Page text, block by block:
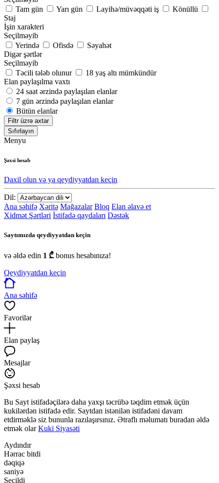
Tam gün
Yarı gün Layihə/müvəqqəti iş
Könüllü
Staj
İşin xarakteri
Seçilməyib
Yerində
Ofisdə
Səyahət
Digər şərtlər
Seçilməyib
Təcili tələb olunur
18 yaş altı mümkündür
Elan paylaşılma vaxtı
24 saat ərzində paylaşılan elanlar
7 gün ərzində paylaşılan elanlar
Bütün elanlar
Filtr üzrə axtar
Sıfırlayın
Menyu
Şəxsi hesab
Daxil olun və ya qeydiyyatdan keçin
Dil:
Ana səhifə Xəritə Mağazalar Bloq Elan əlavə et
Xidmət Şərtləri İstifadə qaydaları Dəstək
Saytımızda qeydiyyatdan keçin
və əldə edin 1 ₾ bonus hesabınıza!
Qeydiyyatdan keçin
Ana səhifə
Favorilər
Elan paylaş
Mesajlar
Şəxsi hesab
Bu Sayt istifadəçilərə daha yaxşı təcrübə təqdim etmək üçün
kukilərdən istifadə edir. Saytdan istənilən istifadəni davam
etdirməklə siz bununla razılaşırsınız. Ətraflı məlumatı buradan əldə
etmək olarKuki Siyasəti
Aydındır
Hərrac bitdi
dəqiqə
saniyə
Seçildi